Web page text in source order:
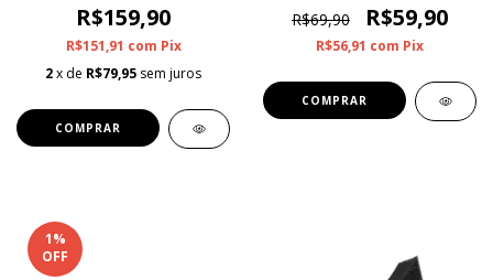
R$159,90
R$151,91 com Pix
2x de R$79,95 sem juros
R$69,90
R$59,90
R$56,91 com Pix
1%
OFF